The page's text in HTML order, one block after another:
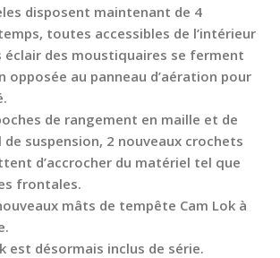
disposent maintenant de 4
toutes accessibles de l’intérieur
éclair des moustiquaires se ferment
opposée au panneau d’aération pour
de rangement en maille et de
de suspension, 2 nouveaux crochets
d’accrocher du matériel tel que
frontales.
mâts de tempête Cam Lok à
est désormais inclus de série.